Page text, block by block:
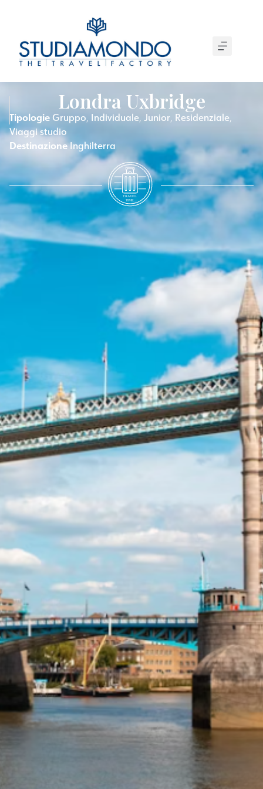
Londra Uxbridge
Tipologie Gruppo, Individuale, Junior, Residenziale,
Viaggi studio
DestinazioneInghilterra
TRAVEL
TIME